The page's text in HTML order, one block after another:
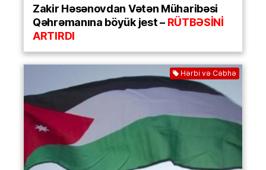
Zakir Həsənovdan Vətən Müharibəsi
Qəhrəmanına böyük jest –RÜTBƏSİNİ
ARTIRDI
Hərbi və Cəbhə